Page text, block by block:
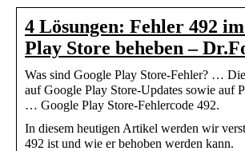
4 Lösungen: Fehler 492
Play Store beheben –
Was sind Google Play Store-Fehler? …
auf Google Play Store-Updates sowie auf
… Google Play Store-Fehlercode 492.
In diesem heutigen Artikel werden wir
492 ist und wie er behoben werden kann.